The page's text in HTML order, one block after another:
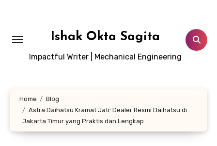
Ishak Okta Sagita
Impactful Writer | Mechanical Engineering
Home
Blog
Astra Daihatsu Kramat Jati: Dealer Resmi Daihatsu di
Jakarta Timur yang Praktis dan Lengkap